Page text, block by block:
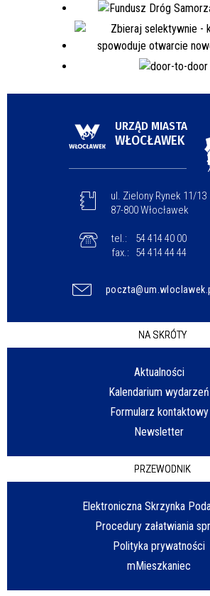
URZĄD MIASTA
WŁOCŁAWEK
ul. Zielony Rynek 11/13
87-800 Włocławek
tel.:
54 414 40 00
fax.:
54 414 44 44
NA SKRÓTY
Aktualności
Kalendarium wydarzeń
Formularz kontaktowy
Newsletter
PRZEWODNIK
Elektroniczna Skrzynka
Procedury załatwiania
Polityka prywatności
mMieszkaniec